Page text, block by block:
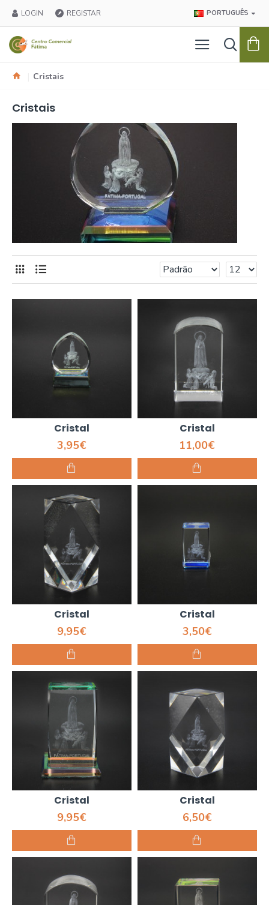
LOGIN REGISTAR PORTUGUÊS
Cristais
Cristais
Cristal
3,95€
Cristal
11,00€
Cristal
9,95€
Cristal
3,50€
Cristal
9,95€
Cristal
6,50€